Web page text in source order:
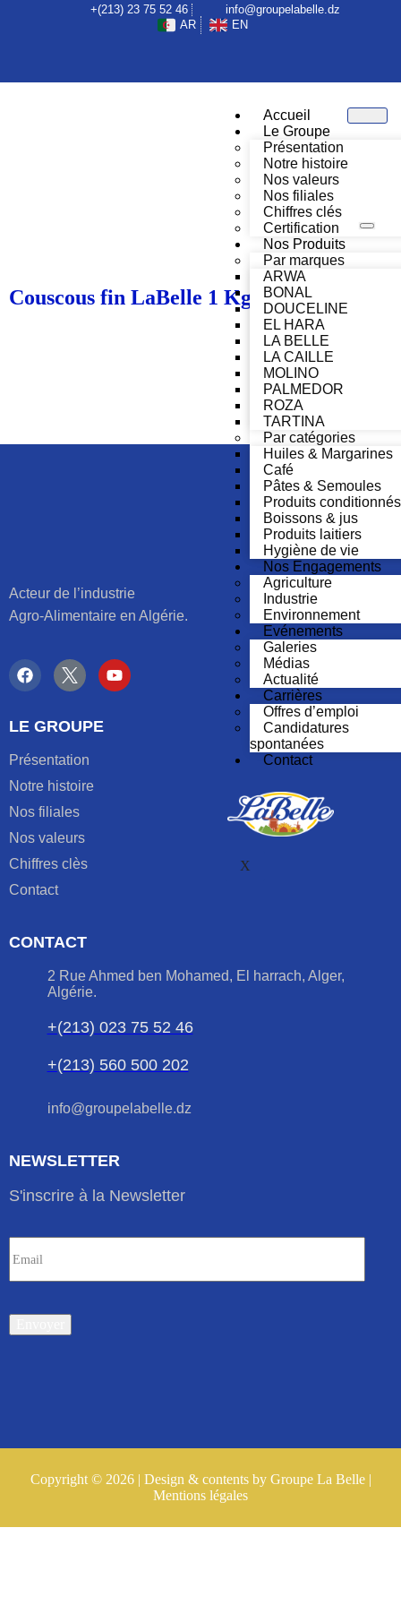
+(213) 23 75 52 46
info@groupelabelle.dz
AR
EN
Accueil
Le Groupe
Présentation
Notre histoire
Nos valeurs
Nos filiales
Chiffres clés
Certification
Nos Produits
Par marques
ARWA
BONAL
DOUCELINE
EL HARA
LA BELLE
LA CAILLE
MOLINO
PALMEDOR
ROZA
TARTINA
Par catégories
Huiles & Margarines
Café
Pâtes & Semoules
Produits conditionnés
Boissons & jus
Produits laitiers
Hygiène de vie
Nos Engagements
Agriculture
Industrie
Environnement
Evénements
Galeries
Médias
Actualité
Carrières
Offres d’emploi
Candidatures
spontanées
Contact
X
Couscous fin LaBelle 1 Kg
Acteur de l’industrie
Agro-Alimentaire en Algérie.
LE GROUPE
Présentation
Notre histoire
Nos filiales
Nos valeurs
Chiffres clès
Contact
CONTACT
2 Rue Ahmed ben Mohamed, El harrach, Alger,
Algérie.
+(213) 023 75 52 46
+(213) 560 500 202
info@groupelabelle.dz
NEWSLETTER
S'inscrire à la Newsletter
Copyright © 2026 | Design & contents by Groupe La Belle |
Mentions légales